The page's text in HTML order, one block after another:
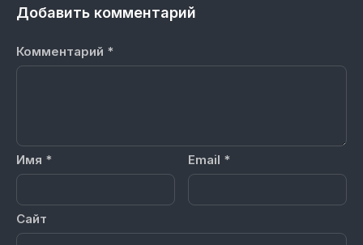
Добавить комментарий
Комментарий *
Имя * Email *
Сайт